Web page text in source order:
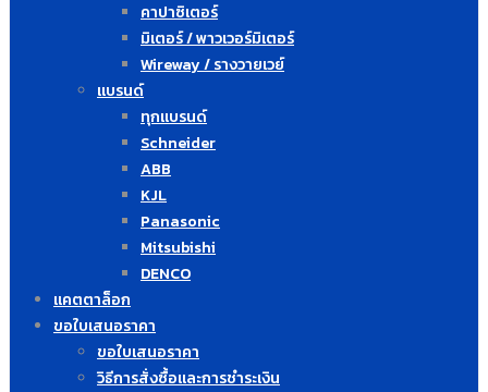
คาปาซิเตอร์
มิเตอร์ / พาวเวอร์มิเตอร์
Wireway / รางวายเวย์
แบรนด์
ทุกแบรนด์
Schneider
ABB
KJL
Panasonic
Mitsubishi
DENCO
แคตตาล็อก
ขอใบเสนอราคา
ขอใบเสนอราคา
วิธีการสั่งซื้อและการชำระเงิน